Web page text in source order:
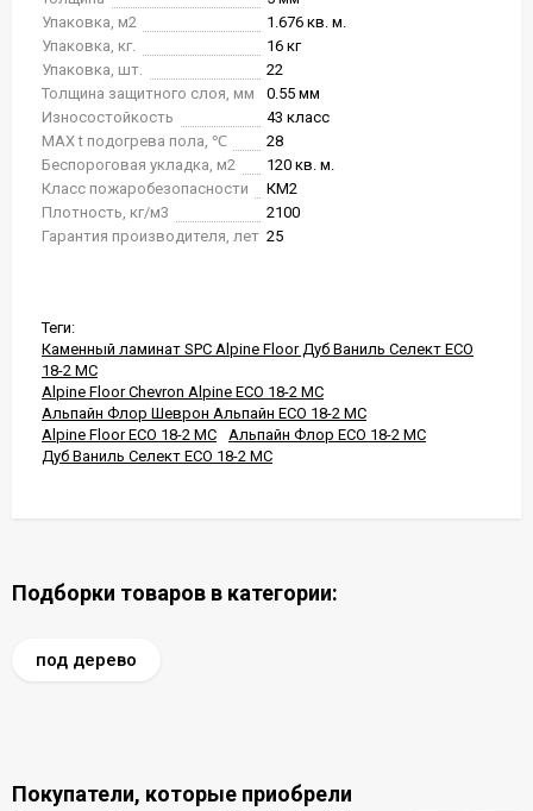
Упаковка, м2
1.676 кв. м.
Упаковка, кг.
16 кг
Упаковка, шт.
22
Толщина защитного слоя, мм
0.55 мм
Износостойкость
43 класс
MAX t подогрева пола, ℃
28
Беспороговая укладка, м2
120 кв. м.
Класс пожаробезопасности
КМ2
Плотность, кг/м3
2100
Гарантия производителя, лет 25
Теги:
Каменный ламинат SPC Alpine Floor Дуб Ваниль Селект ECO
18-2 MC
Alpine Floor Chevron Alpine ECO 18-2 MC
Альпайн Флор Шеврон Альпайн ECO 18-2 MC
Alpine Floor ECO 18-2 MC
Альпайн Флор ECO 18-2 MC
Дуб Ваниль Селект ECO 18-2 MC
Подборки товаров в категории:
под дерево
Покупатели, которые приобрели